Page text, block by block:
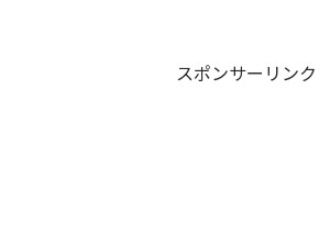
スポンサーリンク